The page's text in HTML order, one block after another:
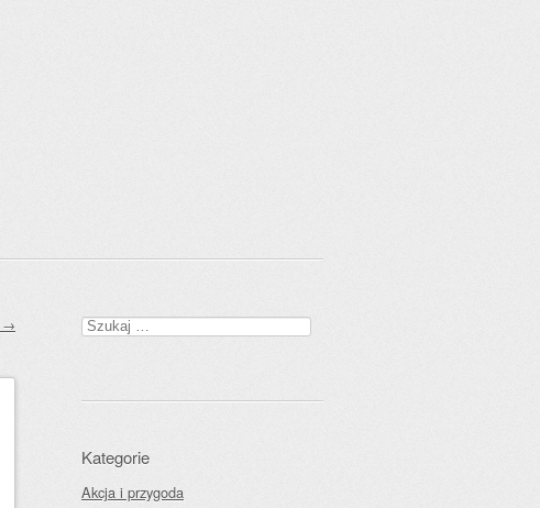
→ Szukaj:
Kategorie
Akcja i przygoda